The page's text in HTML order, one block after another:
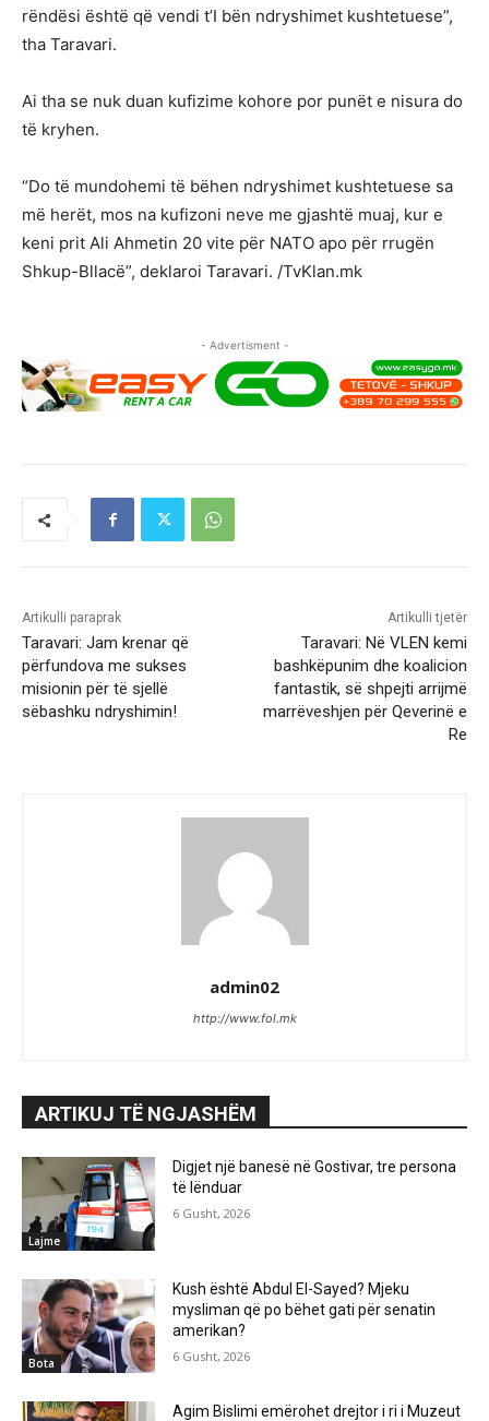
rëndësi është që vendi t’I bën ndryshimet kushtetuese”,
tha Taravari.
Ai tha se nuk duan kufizime kohore por punët e nisura do
të kryhen.
“Do të mundohemi të bëhen ndryshimet kushtetuese sa
më herët, mos na kufizoni neve me gjashtë muaj, kur e
keni prit Ali Ahmetin 20 vite për NATO apo për rrugën
Shkup-Bllacë”, deklaroi Taravari. /TvKlan.mk
- Advertisment -
Artikulli paraprak
Taravari: Jam krenar që
përfundova me sukses
misionin për të sjellë
sëbashku ndryshimin!
Artikulli tjetër
Taravari: Në VLEN kemi
bashkëpunim dhe koalicion
fantastik, së shpejti arrijmë
marrëveshjen për Qeverinë e
Re
admin02
http://www.fol.mk
ARTIKUJ TË NGJASHËM
Lajme
Digjet një banesë në Gostivar, tre persona
të lënduar
6 Gusht, 2026
Bota
Kush është Abdul El-Sayed? Mjeku
mysliman që po bëhet gati për senatin
amerikan?
6 Gusht, 2026
Agim Bislimi emërohet drejtor i ri i Muzeut